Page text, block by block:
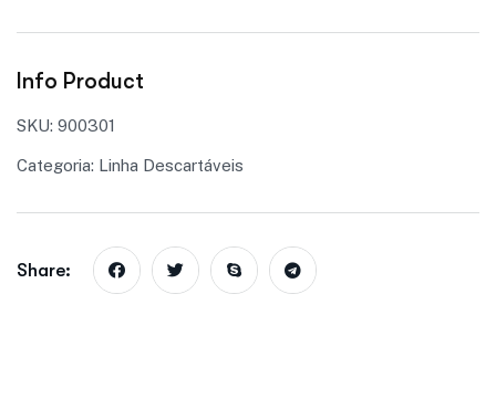
Info Product
SKU: 900301
Categoria: Linha Descartáveis
Share: